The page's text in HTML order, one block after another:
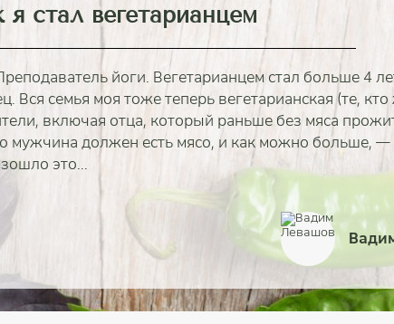
я стал вегетарианцем
йоги. Вегетарианцем стал больше 4
Вся семья моя тоже теперь вегетарианская (те,
включая отца, который раньше без мяса
мужчина должен есть мясо, и как можно больше,
это...